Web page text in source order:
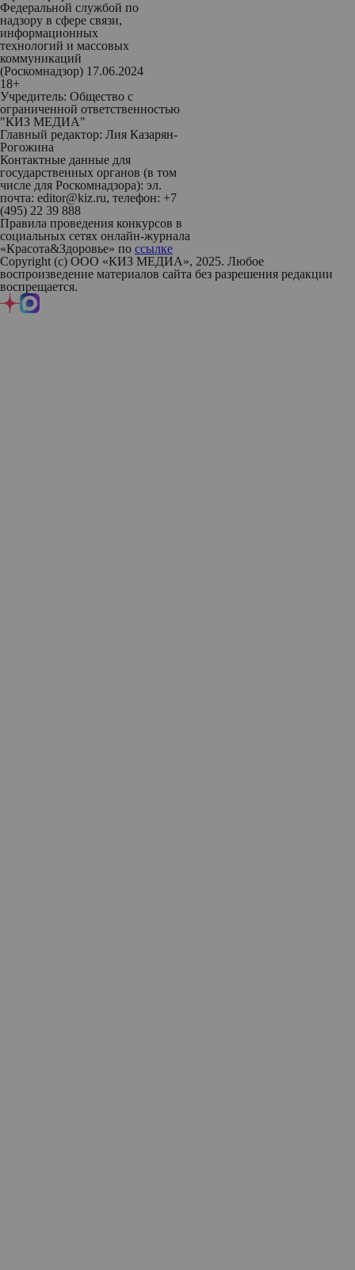
Федеральной службой по
надзору в сфере связи,
информационных
технологий и массовых
коммуникаций
(Роскомнадзор) 17.06.2024
18+
Учредитель: Общество с
ограниченной ответственностью
"КИЗ МЕДИА"
Главный редактор: Лия Казарян-
Рогожина
Контактные данные для
государственных органов (в том
числе для Роскомнадзора): эл.
почта: editor@kiz.ru, телефон: +7
(495) 22 39 888
Правила проведения конкурсов в
социальных сетях онлайн-журнала
«Красота&Здоровье» по ссылке
Copyright (с) ООО «КИЗ МЕДИА», 2025. Любое
воспроизведение материалов сайта без разрешения редакции
воспрещается.